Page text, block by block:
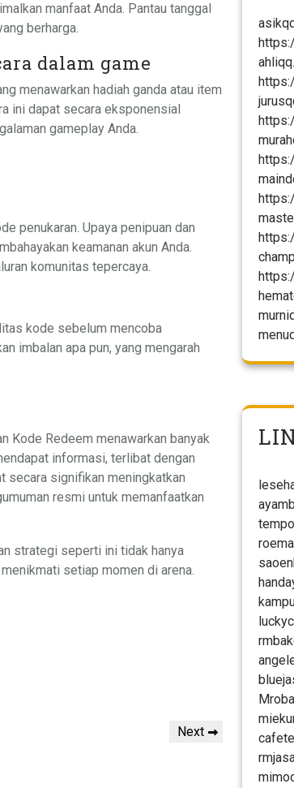
manfaat Anda. Pantau tanggal
berharga.
dalam game
menawarkan hadiah ganda atau item
ini dapat secara eksponensial
gameplay Anda.
penukaran. Upaya penipuan dan
keamanan akun Anda.
komunitas tepercaya.
kode sebelum mencoba
imbalan apa pun, yang mengarah
Kode Redeem menawarkan banyak
informasi, terlibat dengan
secara signifikan meningkatkan
resmi untuk memanfaatkan
strategi seperti ini tidak hanya
setiap momen di arena.
Next
Next